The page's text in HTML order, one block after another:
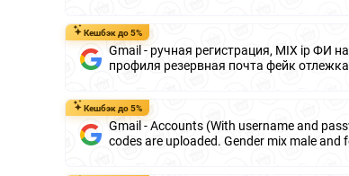
Кешбэк до 5%
Gmail - ручная регистрация, MIX ip ФИ
профиля резервная почта фейк
Кешбэк до 5%
Gmail - Accounts (With username and
codes are uploaded. Gender mix male